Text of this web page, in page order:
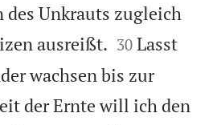
des Unkrauts zugleich
ausreißt. 

30 Lasst
wachsen bis zur
der Ernte will ich den